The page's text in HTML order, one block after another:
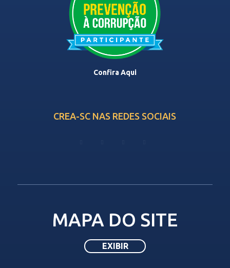
Confira Aqui
CREA-SC NAS REDES SOCIAIS
MAPA DO SITE